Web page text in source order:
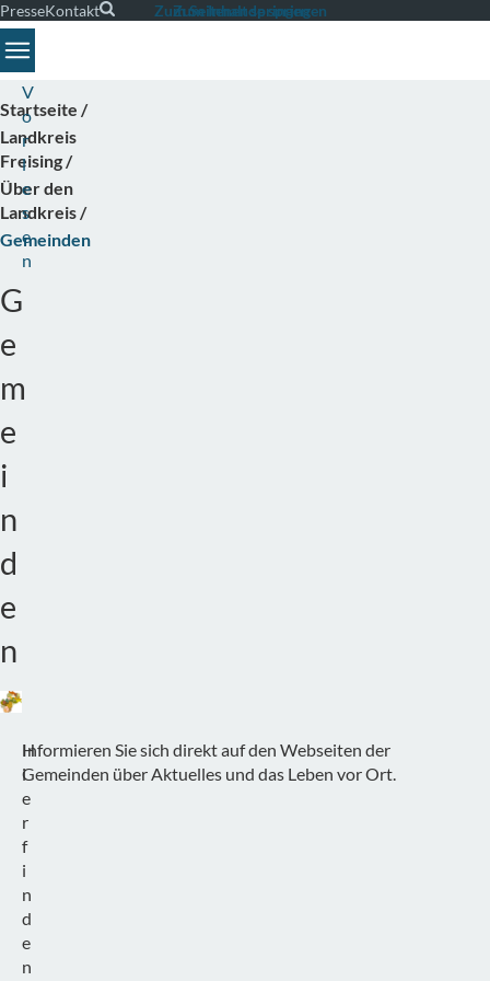
Zum Inhalt springen
Zum Seitenende springen
PresseKontakt
Toggle navigation
Startseite
Landkreis
Freising
Über den
Landkreis
Gemeinden
V
o
r
l
e
s
e
n
G
e
m
e
i
n
d
e
n
H
i
e
r
f
i
n
d
e
n
Informieren Sie sich direkt auf den Webseiten der
Gemeinden über Aktuelles und das Leben vor Ort.